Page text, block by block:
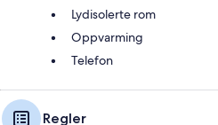
Lydisolerte rom
Oppvarming
Telefon
Regler